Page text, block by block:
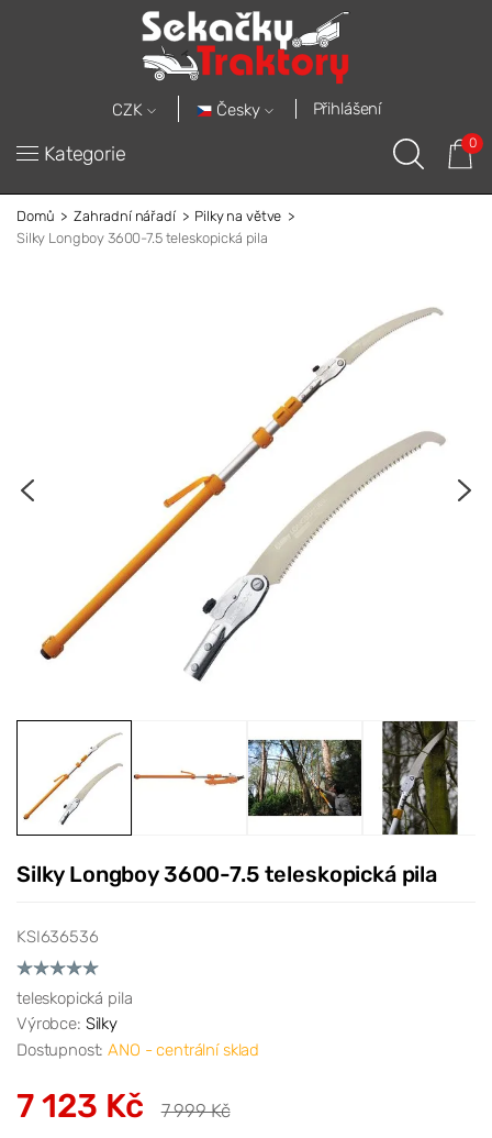
CZK Česky Přihlášení
Kategorie 0
Domů Zahradní nářadí
Pilky na větve
Silky Longboy 3600-7.5 teleskopická pila
Silky Longboy 3600-7.5 teleskopická pila
KSI636536
teleskopická pila
Výrobce: Silky
Dostupnost:ANO - centrální sklad
7 123 Kč 7 999 Kč